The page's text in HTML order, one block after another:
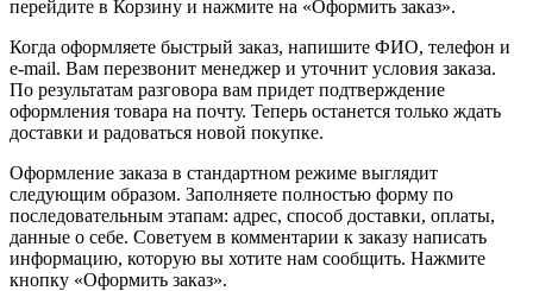
перейдите в Корзину и нажмите на «Оформить заказ».
Когда оформляете быстрый заказ, напишите ФИО, телефон и
e-mail. Вам перезвонит менеджер и уточнит условия заказа.
По результатам разговора вам придет подтверждение
оформления товара на почту. Теперь останется только ждать
доставки и радоваться новой покупке.
Оформление заказа в стандартном режиме выглядит
следующим образом. Заполняете полностью форму по
последовательным этапам: адрес, способ доставки, оплаты,
данные о себе. Советуем в комментарии к заказу написать
информацию, которую вы хотите нам сообщить. Нажмите
кнопку «Оформить заказ».